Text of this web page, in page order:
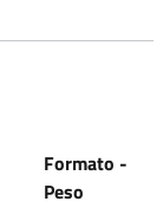
Formato -
Peso